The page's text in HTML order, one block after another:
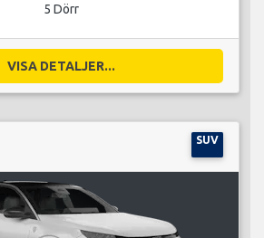
5 Dörr
VISA DETALJER...
SUV